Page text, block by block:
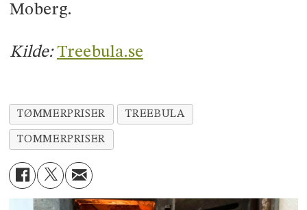
Moberg.
Kilde: Treebula.se
TØMMERPRISER TREEBULA
TOMMERPRISER